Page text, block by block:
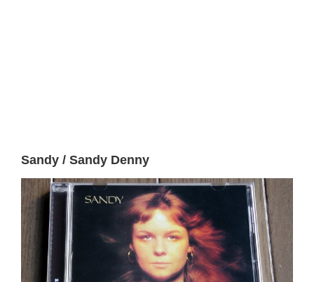
Sandy / Sandy Denny